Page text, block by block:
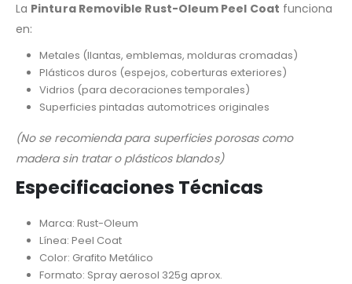
La Pintura Removible Rust-Oleum Peel Coat funciona
en:
Metales (llantas, emblemas, molduras cromadas)
Plásticos duros (espejos, coberturas exteriores)
Vidrios (para decoraciones temporales)
Superficies pintadas automotrices originales
(No se recomienda para superficies porosas como
madera sin tratar o plásticos blandos)
Especificaciones Técnicas
Marca: Rust-Oleum
Línea: Peel Coat
Color: Grafito Metálico
Formato: Spray aerosol 325g aprox.